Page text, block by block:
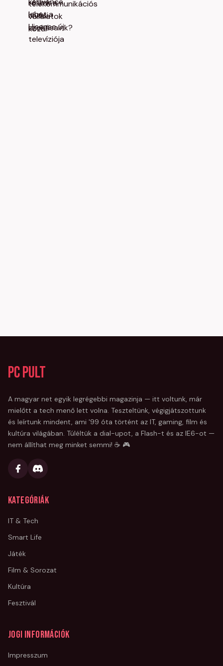
PC Pult
A magyar net egyik legrégebbi magazinja — itt voltunk, már
mielőtt a tech menő lett volna. Teszteltünk, végigjátszottunk
és leírtunk mindent, ami '99 óta történt az IT, gaming, film és
kultúra világában. Túléltük a dial-upot, a Flash-t és az IE6-ot —
nem állíthat meg minket semmi! ☕ 🎮
Kategóriák
IT & Tech
Smart Life
Játék
Film & Sorozat
Kultúra
Fesztivál
Jogi információk
Impresszum